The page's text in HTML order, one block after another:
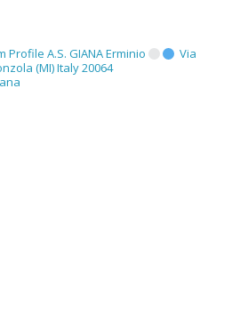
Profile A.S. GIANA Erminio
Via
(MI) Italy 20064